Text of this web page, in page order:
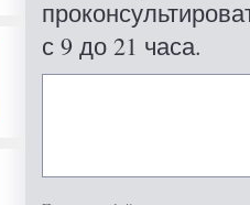
с 9 до 21 часа.